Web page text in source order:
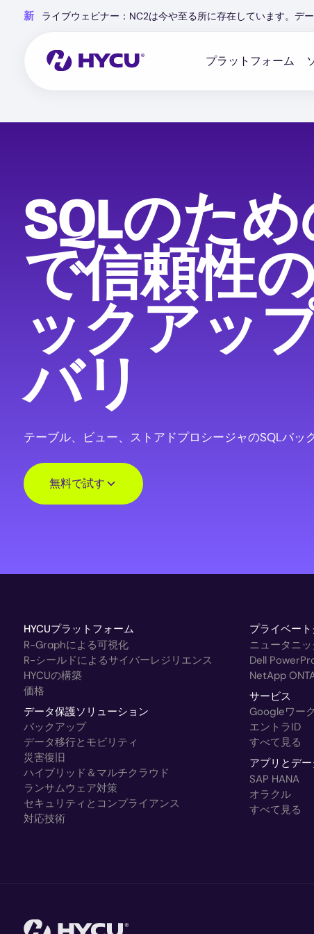
新 ライブウェビナー：NC2は今や至る所に存在しています。デ
プラットフォーム
SQLのた
で信頼性
ックアッ
バリ
テーブル、ビュー、ストアドプロシージャのSQLバッ
無料で試す
HYCUプラットフォーム
R-Graphによる可視化
R-シールドによるサイバーレジリエンス
HYCUの構築
価格
データ保護ソリューション
バックアップ
データ移行とモビリティ
災害復旧
ハイブリッド＆マルチクラウド
ランサムウェア対策
セキュリティとコンプライアンス
対応技術
プライベー
ニュータニッ
Dell
NetApp
サービス
Googleワー
エントラID
すべて見る
アプリとデ
SAP HANA
オラクル
すべて見る